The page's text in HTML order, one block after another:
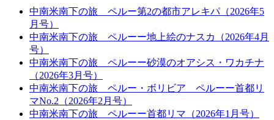
中南米南下の旅 ペルー第2の都市アレキパ（2026年5
月号）
中南米南下の旅 ペルーー地上絵のナスカ（2026年4月
号）
中南米南下の旅 ペルーー砂漠のオアシス・ワカチナ
（2026年3月号）
中南米南下の旅 ペルー・ボリビア ペルーー首都リ
マNo.2（2026年2月号）
中南米南下の旅 ペルーー首都リマ（2026年1月号）